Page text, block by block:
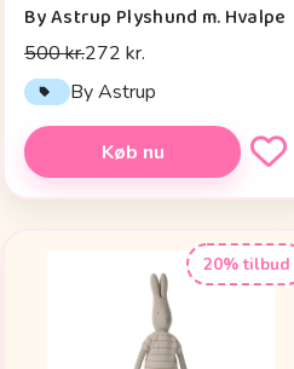
By Astrup Plyshund m. Hvalpe
500 kr.272 kr.
By Astrup
Køb nu
20% tilbud